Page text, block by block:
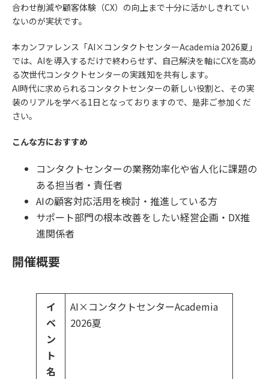
合わせ削減や顧客体験（CX）の向上まで十分に活かしきれてい
ないのが実状です。
本カンファレンス「AI×コンタクトセンターAcademia 2026夏」
では、AIを導入するだけで終わらせず、自己解決を軸にCXを高め
る次世代コンタクトセンターの実践知を共有します。
AI時代に求められるコンタクトセンターの新しい役割と、その実
装のリアルを学べる1日となっておりますので、是非ご参加くだ
さい。
こんな方におすすめ
コンタクトセンターの業務効率化や省人化に課題の
ある担当者・責任者
AIの顧客対応活用を検討・推進している方
サポート部門の根本改善をしたい経営企画・DX推
進関係者
開催概要
イ
ベ
ン
ト
名
AI×コンタクトセンターAcademia
2026夏